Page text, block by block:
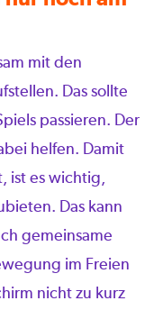
mit den
Das sollte
passieren. Der
helfen. Damit
ist es wichtig,
Das kann
gemeinsame
im Freien
nicht zu kurz